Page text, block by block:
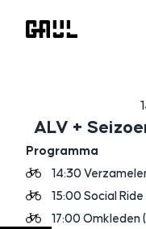
ALV +
Programma
14:30
15:00 Social
17:00 Omkleden